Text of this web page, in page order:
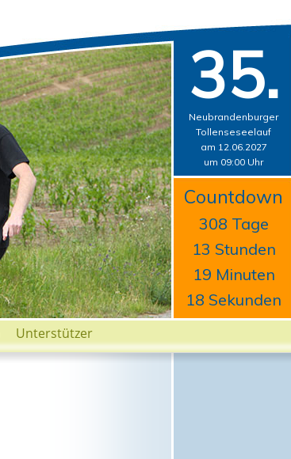
35.
Neubrandenburger
Tollenseseelauf
am 12.06.2027
um 09:00 Uhr
Countdown
308 Tage
13 Stunden
19 Minuten
17 Sekunden
Unterstützer